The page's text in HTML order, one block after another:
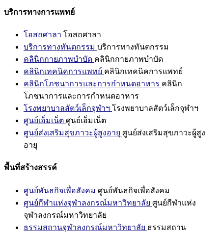
บริการทางการแพทย์
โอสถศาลา โอสถศาลา
บริการทางทันตกรรม บริการทางทันตกรรม
คลินิกกายภาพบำบัด คลินิกกายภาพบำบัด
คลินิกเทคนิคการแพทย์ คลินิกเทคนิคการแพทย์
คลินิกโภชนาการและการกำหนดอาหาร คลินิก
โภชนาการและการกำหนดอาหาร
โรงพยาบาลสัตว์เล็กจุฬาฯ โรงพยาบาลสัตว์เล็กจุฬาฯ
ศูนย์เอ็มเน็ต ศูนย์เอ็มเน็ต
ศูนย์ส่งเสริมสุขภาวะผู้สูงอายุ ศูนย์ส่งเสริมสุขภาวะผู้สูง
อายุ
พื้นที่สร้างสรรค์
ศูนย์พันธกิจเพื่อสังคม ศูนย์พันธกิจเพื่อสังคม
ศูนย์กีฬาแห่งจุฬาลงกรณ์มหาวิทยาลัย ศูนย์กีฬาแห่ง
จุฬาลงกรณ์มหาวิทยาลัย
ธรรมสถานจุฬาลงกรณ์มหาวิทยาลัย ธรรมสถาน